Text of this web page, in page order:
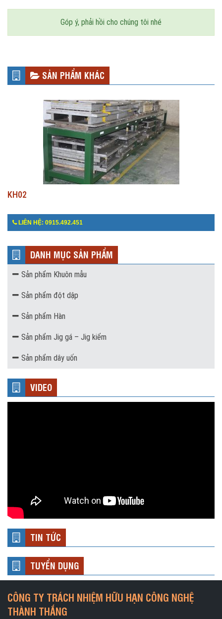
Góp ý, phải hồi cho chúng tôi nhé
SẢN PHẨM KHÁC
KH02
LIÊN HỆ: 0915.492.451
DANH MỤC SẢN PHẨM
Sản phẩm Khuôn mẫu
Sản phẩm đột dập
Sản phẩm Hàn
Sản phẩm Jig gá – Jig kiểm
Sản phẩm dây uốn
VIDEO
TIN TỨC
TUYỂN DỤNG
CÔNG TY TRÁCH NHIỆM HỮU HẠN CÔNG NGHỆ
THÀNH THẮNG